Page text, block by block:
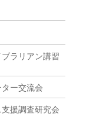
ラリアン講習
ー交流会
援調査研究会